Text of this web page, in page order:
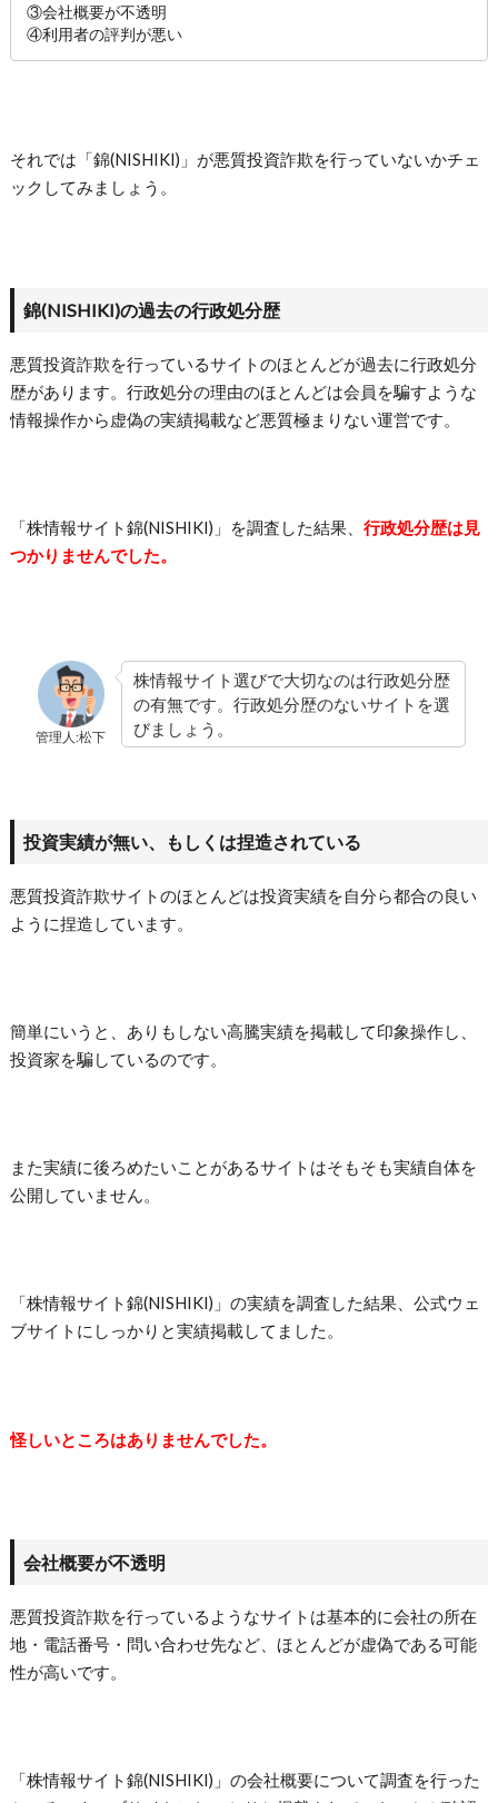
③会社概要が不透明
④利用者の評判が悪い
それでは「錦(NISHIKI)」が悪質投資詐欺を行っていないかチェ
ックしてみましょう。
錦(NISHIKI)の過去の行政処分歴
悪質投資詐欺を行っているサイトのほとんどが過去に行政処分
歴があります。行政処分の理由のほとんどは会員を騙すような
情報操作から虚偽の実績掲載など悪質極まりない運営です。
「株情報サイト錦(NISHIKI)」を調査した結果、 行政処分歴は見
つかりませんでした。
管理人:松下
株情報サイト選びで大切なのは行政処分歴
の有無です。行政処分歴のないサイトを選
びましょう。
投資実績が無い、もしくは捏造されている
悪質投資詐欺サイトのほとんどは投資実績を自分ら都合の良い
ように捏造しています。
簡単にいうと、ありもしない高騰実績を掲載して印象操作し、
投資家を騙しているのです。
また実績に後ろめたいことがあるサイトはそもそも実績自体を
公開していません。
「株情報サイト錦(NISHIKI)」の実績を調査した結果、公式ウェ
ブサイトにしっかりと実績掲載してました。
怪しいところはありませんでした。
会社概要が不透明
悪質投資詐欺を行っているようなサイトは基本的に会社の所在
地・電話番号・問い合わせ先など、ほとんどが虚偽である可能
性が高いです。
「株情報サイト錦(NISHIKI)」の会社概要について調査を行った